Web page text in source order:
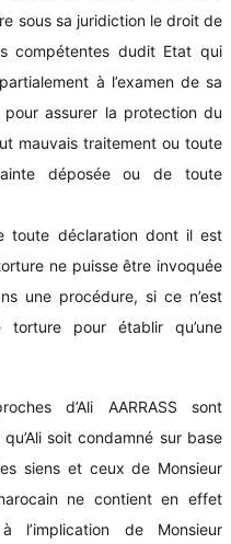
sous sa juridiction le droit de
compétentes dudit Etat qui
à l’examen de sa
assurer la protection du
mauvais traitement ou toute
déposée ou de toute
toute déclaration dont il est
ne puisse être invoquée
une procédure, si ce n’est
pour établir qu’une
d’Ali AARRASS sont
soit condamné sur base
siens et ceux de Monsieur
ne contient en effet
l’implication de Monsieur